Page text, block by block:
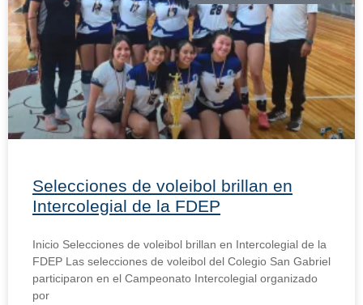
Selecciones de voleibol brillan en
Intercolegial de la FDEP
Inicio Selecciones de voleibol brillan en Intercolegial de la
FDEP Las selecciones de voleibol del Colegio San Gabriel
participaron en el Campeonato Intercolegial organizado
por